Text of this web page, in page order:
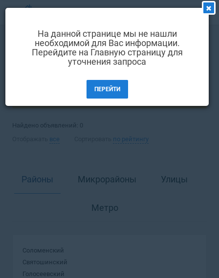
Выбрать язык
Вход и регистрация
Комментарии к объявления
Как добавить объявление
Аренда Офис
ФИЛЬТРЫ (1)
Найдено объявлений: 0
все по рейтингу
Районы Микрорайоны Улицы
Метро
Соломенский
Святошинский
Голосеевский
На данной странице мы не нашли
необходимой для Вас информации.
Перейдите на Главную страницу для
уточнения запроса
ПЕРЕЙТИ